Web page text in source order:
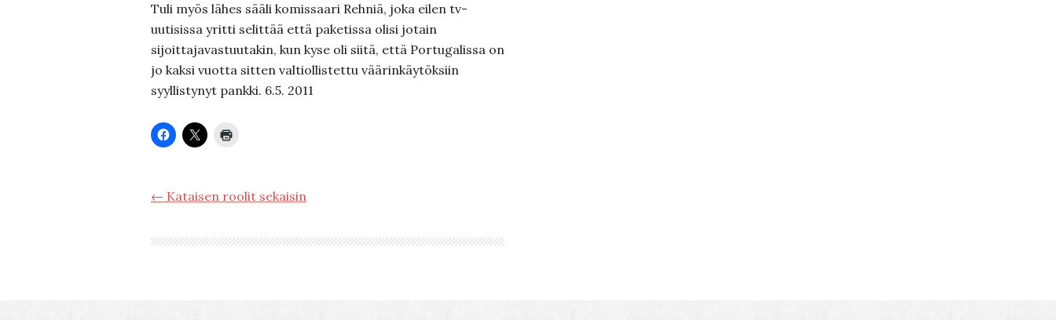
Tuli myös lähes sääli komissaari Rehniä, joka eilen tv-
uutisissa yritti selittää että paketissa olisi jotain
sijoittajavastuutakin, kun kyse oli siitä, että Portugalissa on
jo kaksi vuotta sitten valtiollistettu väärinkäytöksiin
syyllistynyt pankki. 6.5. 2011
← Kataisen roolit sekaisin